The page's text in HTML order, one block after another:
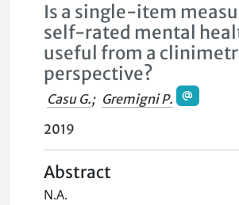
Is a single-item
self-rated mental
useful from a
perspective?
Casu G.; Gremigni P.
2019
Abstract
N.A.